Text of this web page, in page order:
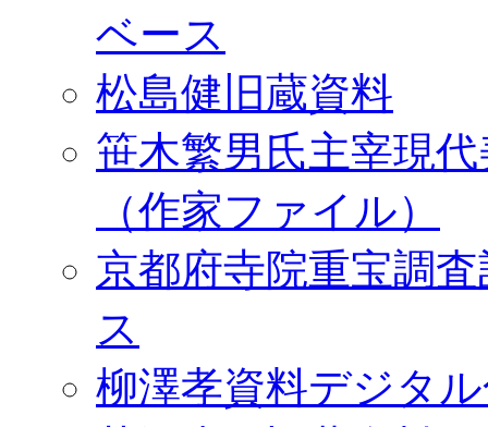
ベース
松島健旧蔵資料
笹木繁男氏主宰現
（作家ファイル）
京都府寺院重宝調
ス
柳澤孝資料デジタ